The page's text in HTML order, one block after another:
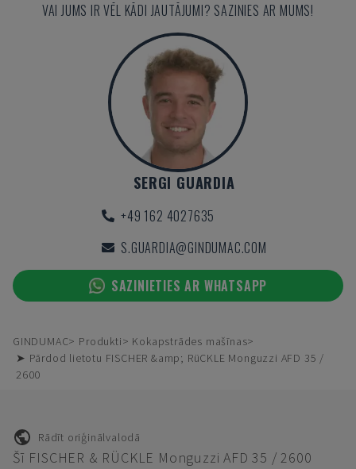
VAI JUMS IR VĒL KĀDI JAUTĀJUMI? SAZINIES AR MUMS!
SERGI GUARDIA
+49 162 4027635
S.GUARDIA@GINDUMAC.COM
SAZINIETIES AR WHATSAPP
GINDUMAC Produkti
Kokapstrādes mašīnas
➤ Pārdod lietotu FISCHER &amp; RüCKLE Monguzzi AFD 35 /
2600
Rādīt oriģinālvalodā
Šī FISCHER & RÜCKLE Monguzzi AFD 35 / 2600